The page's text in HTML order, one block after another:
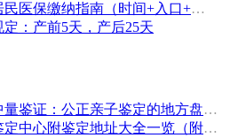
2026年杭州城乡居民医保缴纳指南（时间+入口+金额）
：产前5天，产后25天
劲爆！东莞东坑中量鉴证：公正亲子鉴定的地方盘整（附2026年5月鉴定汇总）
东莞寮步：亲子鉴定中心附鉴定地址大全一览（附2026年鉴定机构推荐）